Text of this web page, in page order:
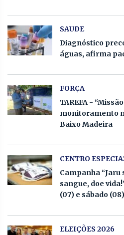
SAUDE
Diagnóstico
águas, afirma
FORÇA
TAREFA -
monitoramento
Baixo Madeira
CENTRO
Campanha “Jaru
sangue, doe
(07) e sábado (08)
ELEIÇÕES 2026